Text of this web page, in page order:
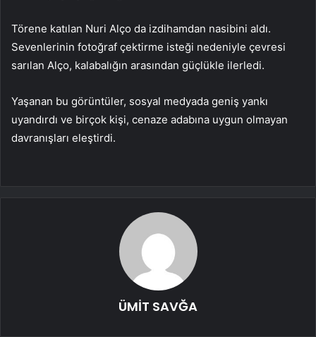
Törene katılan Nuri Alço da izdihamdan nasibini aldı.
Sevenlerinin fotoğraf çektirme isteği nedeniyle çevresi
sarılan Alço, kalabalığın arasından güçlükle ilerledi.
Yaşanan bu görüntüler, sosyal medyada geniş yankı
uyandırdı ve birçok kişi, cenaze adabına uygun olmayan
davranışları eleştirdi.
ÜMİT SAVĞA